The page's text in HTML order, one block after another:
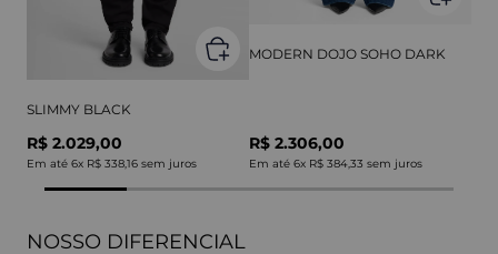
SLIMMY BLACK
R$ 2.029,00
Em até 6x R$ 338,16 sem juros
MODERN DOJO SOHO DARK
R$ 2.306,00
Em até 6x R$ 384,33 sem juros
NOSSO DIFERENCIAL